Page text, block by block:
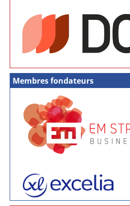
Membres fondateurs